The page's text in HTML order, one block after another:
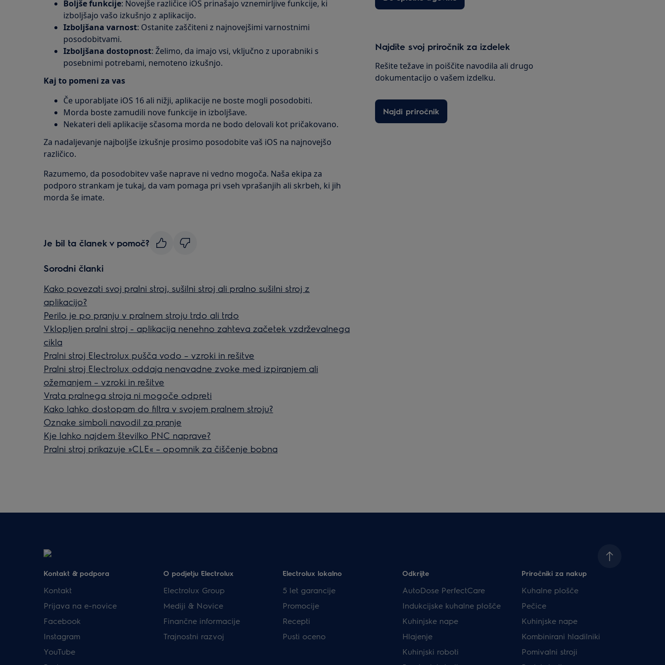
Boljše funkcije: Novejše različice iOS prinašajo vznemirljive funkcije, ki
izboljšajo vašo izkušnjo z aplikacijo.
Izboljšana varnost: Ostanite zaščiteni z najnovejšimi varnostnimi
posodobitvami.
Izboljšana dostopnost: Želimo, da imajo vsi, vključno z uporabniki s
posebnimi potrebami, nemoteno izkušnjo.
Kaj to pomeni za vas
Če uporabljate iOS 16 ali nižji, aplikacije ne boste mogli posodobiti.
Morda boste zamudili nove funkcije in izboljšave.
Nekateri deli aplikacije sčasoma morda ne bodo delovali kot pričakovano.
Za nadaljevanje najboljše izkušnje prosimo posodobite vaš iOS na najnovejšo
različico.
Razumemo, da posodobitev vaše naprave ni vedno mogoča. Naša ekipa za
podporo strankam je tukaj, da vam pomaga pri vseh vprašanjih ali skrbeh, ki jih
morda še imate.
Je bil ta članek v pomoč?
Sorodni članki
Kako povezati svoj pralni stroj, sušilni stroj ali pralno sušilni stroj z
aplikacijo?
Perilo je po pranju v pralnem stroju trdo ali trdo
Vklopljen pralni stroj - aplikacija nenehno zahteva začetek vzdrževalnega
cikla
Pralni stroj Electrolux pušča vodo – vzroki in rešitve
Pralni stroj Electrolux oddaja nenavadne zvoke med izpiranjem ali
ožemanjem – vzroki in rešitve
Vrata pralnega stroja ni mogoče odpreti
Kako lahko dostopam do filtra v svojem pralnem stroju?
Oznake simboli navodil za pranje
Kje lahko najdem številko PNC naprave?
Pralni stroj prikazuje »CLE« – opomnik za čiščenje bobna
Najdite svoj priročnik za izdelek
Rešite težave in poiščite navodila ali drugo
dokumentacijo o vašem izdelku.
Najdi priročnik
Kontakt & podpora
Kontakt
Prijava na e-novice
Facebook
Instagram
YouTube
O podjetju Electrolux
Electrolux Group
Mediji & Novice
Finančne informacije
Trajnostni razvoj
Electrolux lokalno
5 let garancije
Promocije
Recepti
Pusti oceno
Odkrijte
AutoDose PerfectCare
Indukcijske kuhalne plošče
Kuhinjske nape
Hlajenje
Kuhinjski roboti
Priročniki za nakup
Kuhalne plošče
Pečice
Kuhinjske nape
Kombinirani hladilniki
Pomivalni stroji